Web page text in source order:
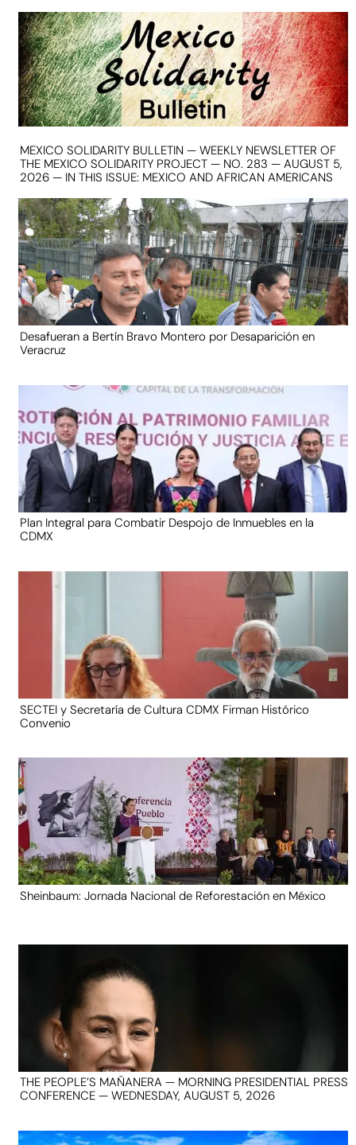
MEXICO SOLIDARITY BULLETIN — WEEKLY NEWSLETTER OF
THE MEXICO SOLIDARITY PROJECT — NO. 283 — AUGUST 5,
2026 — IN THIS ISSUE: MEXICO AND AFRICAN AMERICANS
Desafueran a Bertín Bravo Montero por Desaparición en
Veracruz
Plan Integral para Combatir Despojo de Inmuebles en la
CDMX
SECTEI y Secretaría de Cultura CDMX Firman Histórico
Convenio
Sheinbaum: Jornada Nacional de Reforestación en México
THE PEOPLE’S MAÑANERA — MORNING PRESIDENTIAL PRESS
CONFERENCE — WEDNESDAY, AUGUST 5, 2026